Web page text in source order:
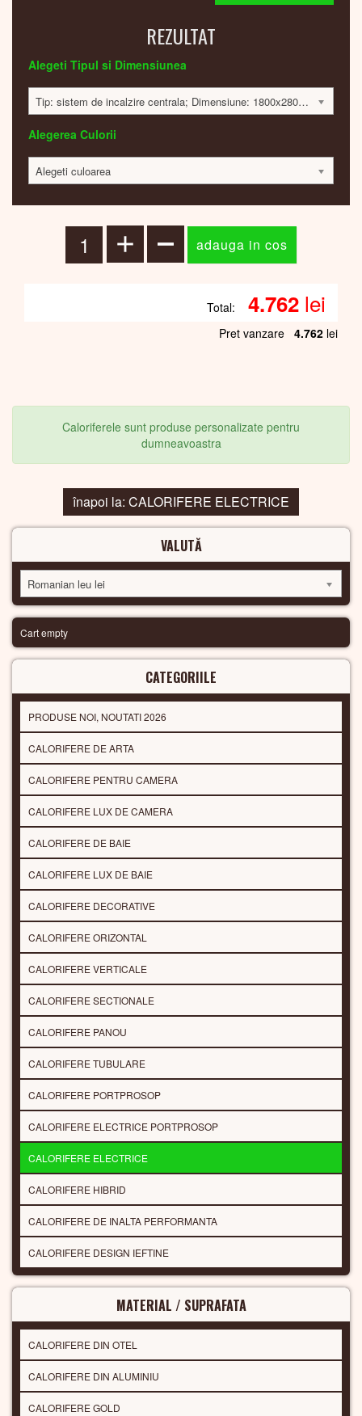
REZULTAT
Alegeti Tipul si Dimensiunea
Tip: sistem de incalzire centrala; Dimensiune: 1800x280x60; 350 Watt; 4745 lei
Alegerea Culorii
Alegeti culoarea
Total: 4.762 lei
Pret vanzare 4.762 lei
Caloriferele sunt produse personalizate pentru
dumneavoastra
înapoi la: CALORIFERE ELECTRICE
VALUTĂ
Romanian leu lei
Cart empty
CATEGORIILE
PRODUSE NOI, NOUTATI 2026
CALORIFERE DE ARTA
CALORIFERE PENTRU CAMERA
CALORIFERE LUX DE CAMERA
CALORIFERE DE BAIE
CALORIFERE LUX DE BAIE
CALORIFERE DECORATIVE
CALORIFERE ORIZONTAL
CALORIFERE VERTICALE
CALORIFERE SECTIONALE
CALORIFERE PANOU
CALORIFERE TUBULARE
CALORIFERE PORTPROSOP
CALORIFERE ELECTRICE PORTPROSOP
CALORIFERE ELECTRICE
CALORIFERE HIBRID
CALORIFERE DE INALTA PERFORMANTA
CALORIFERE DESIGN IEFTINE
MATERIAL / SUPRAFATA
CALORIFERE DIN OTEL
CALORIFERE DIN ALUMINIU
CALORIFERE GOLD